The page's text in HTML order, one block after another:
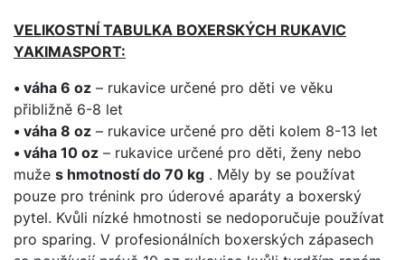
VELIKOSTNÍ TABULKA BOXERSKÝCH RUKAVIC
YAKIMASPORT:
• váha 6 oz – rukavice určené pro děti ve věku
přibližně 6-8 let
• váha 8 oz – rukavice určené pro děti kolem 8-13 let
• váha 10 oz – rukavice určené pro děti, ženy nebo
muže s hmotností do 70 kg . Měly by se používat
pouze pro trénink pro úderové aparáty a boxerský
pytel. Kvůli nízké hmotnosti se nedoporučuje používat
pro sparing. V profesionálních boxerských zápasech